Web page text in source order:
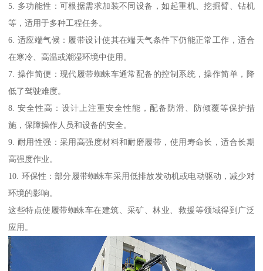
5. 多功能性：可根据需求加装不同设备，如起重机、挖掘臂、钻机
等，适用于多种工程任务。
6. 适应端气候：履带设计使其在端天气条件下仍能正常工作，适合
在寒冷、高温或潮湿环境中使用。
7. 操作简便：现代履带蜘蛛车通常配备的控制系统，操作简单，降
低了驾驶难度。
8. 安全性高：设计上注重安全性能，配备防滑、防倾覆等保护措
施，保障操作人员和设备的安全。
9. 耐用性强：采用高强度材料和耐磨履带，使用寿命长，适合长期
高强度作业。
10. 环保性：部分履带蜘蛛车采用低排放发动机或电动驱动，减少对
环境的影响。
这些特点使履带蜘蛛车在建筑、采矿、林业、救援等领域得到广泛
应用。